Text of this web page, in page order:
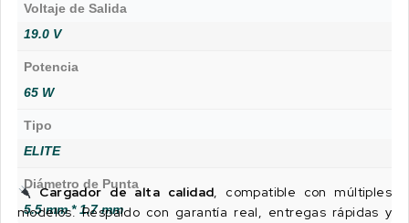
Voltaje de Salida
19.0 V
Potencia
65 W
Tipo
ELITE
Diámetro de Punta
5.5 mm * 1.7 mm
Cargador de alta calidad, compatible con múltiples
modelos. Respaldo con garantía real, entregas rápidas y